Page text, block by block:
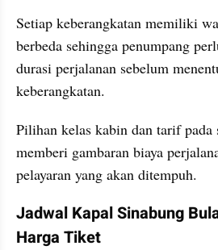
Setiap keberangkatan memiliki
berbeda sehingga penumpang
durasi perjalanan sebelum
keberangkatan.
Pilihan kelas kabin dan tarif
memberi gambaran biaya
pelayaran yang akan ditempuh.
Jadwal Kapal Sinabung
Harga Tiket